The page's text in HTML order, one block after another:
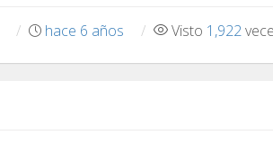
hace 6 años Visto 1,922